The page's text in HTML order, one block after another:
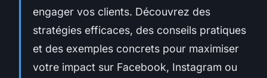
engager vos clients. Découvrez des
stratégies efficaces, des conseils pratiques
et des exemples concrets pour maximiser
votre impact sur Facebook, Instagram ou